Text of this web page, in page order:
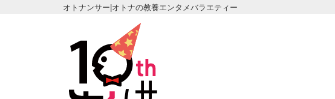
オトナンサー|オトナの教養エンタメバラエティー